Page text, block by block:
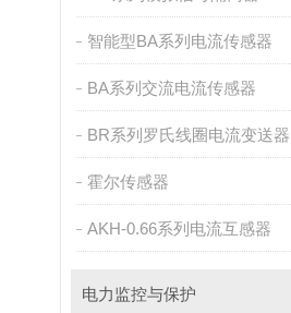
智能型BA系列电流传感器
BA系列交流电流传感器
BR系列罗氏线圈电流变送器
霍尔传感器
AKH-0.66系列电流互感器
电力监控与保护